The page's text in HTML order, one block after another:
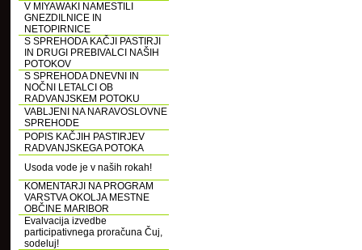
V MIYAWAKI NAMESTILI
GNEZDILNICE IN
NETOPIRNICE
S SPREHODA KAČJI PASTIRJI
IN DRUGI PREBIVALCI NAŠIH
POTOKOV
S SPREHODA DNEVNI IN
NOČNI LETALCI OB
RADVANJSKEM POTOKU
VABLJENI NA NARAVOSLOVNE
SPREHODE
POPIS KAČJIH PASTIRJEV
RADVANJSKEGA POTOKA
Usoda vode je v naših rokah!
KOMENTARJI NA PROGRAM
VARSTVA OKOLJA MESTNE
OBČINE MARIBOR
Evalvacija izvedbe
participativnega proračuna Čuj,
sodeluj!